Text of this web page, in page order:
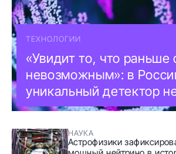
ТЕХНОЛОГИИ
«Увидит то, что раньше
невозможным»: в
уникальный детектор
НАУКА
Астрофизики